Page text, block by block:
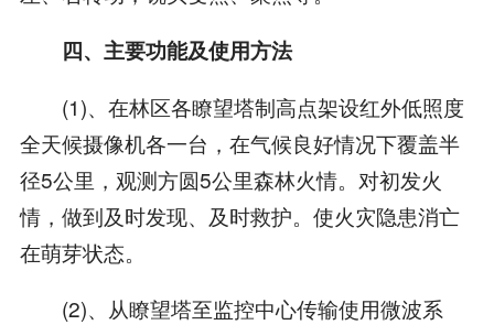
四、主要功能及使用方法
(1)、在林区各瞭望塔制高点架设红外低照度
全天候摄像机各一台，在气候良好情况下覆盖半
径5公里，观测方圆5公里森林火情。对初发火
情，做到及时发现、及时救护。使火灾隐患消亡
在萌芽状态。
(2)、从瞭望塔至监控中心传输使用微波系